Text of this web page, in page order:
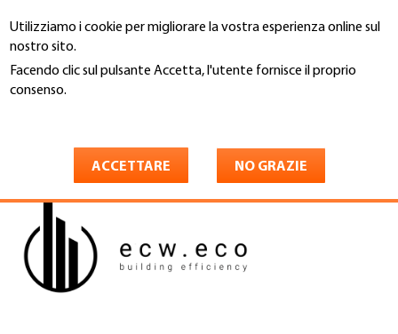
Utilizziamo i cookie per migliorare la vostra esperienza online sul
nostro sito.
Facendo clic sul pulsante Accetta, l'utente fornisce il proprio
consenso.
ACCETTARE NO GRAZIE
al
contenuto
principale
You